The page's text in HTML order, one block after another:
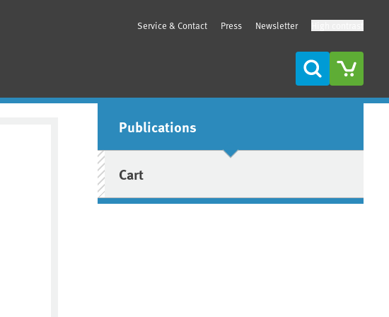
Service & Contact Press Newsletter
Search
Sidebar
Publications
Cart